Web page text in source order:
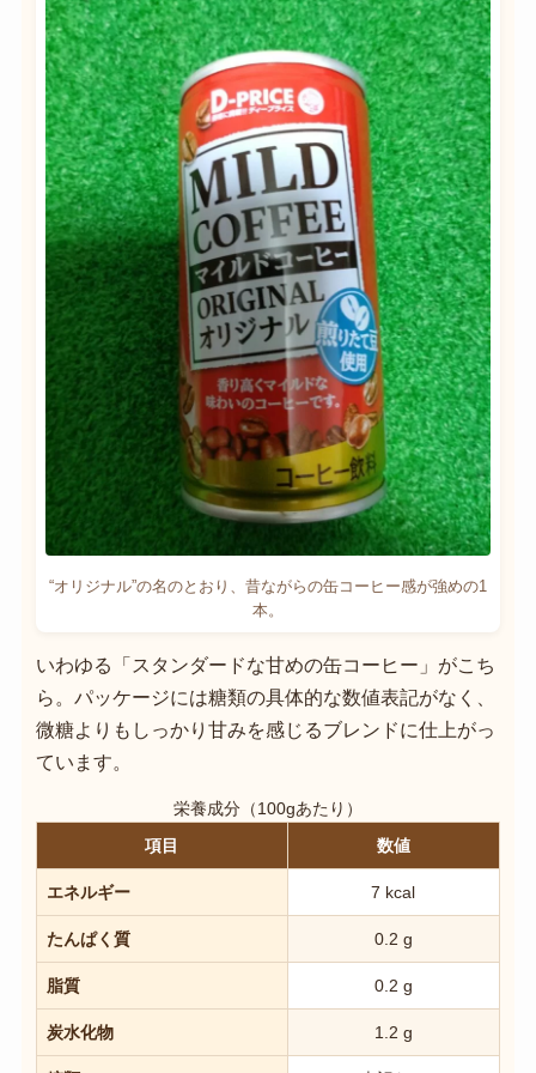
“オリジナル”の名のとおり、昔ながらの缶コーヒー感が強めの1
本。
いわゆる「スタンダードな甘めの缶コーヒー」がこち
ら。パッケージには糖類の具体的な数値表記がなく、
微糖よりもしっかり甘みを感じるブレンドに仕上がっ
ています。
栄養成分（100gあたり）
項目
数値
エネルギー 7 kcal
たんぱく質 0.2 g
脂質 0.2 g
炭水化物 1.2 g